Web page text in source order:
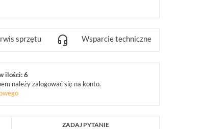
sprzętu Wsparcie techniczne
ilości: 6
należy zalogować się na konto.
ZADAJ PYTANIE